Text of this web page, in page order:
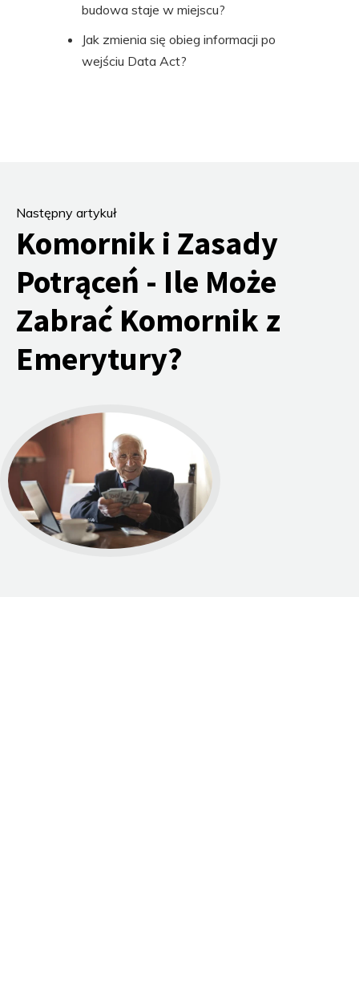
budowa staje w miejscu?
Jak zmienia się obieg informacji po
wejściu Data Act?
Następny artykuł
Komornik i Zasady
Potrąceń - Ile Może
Zabrać Komornik z
Emerytury?